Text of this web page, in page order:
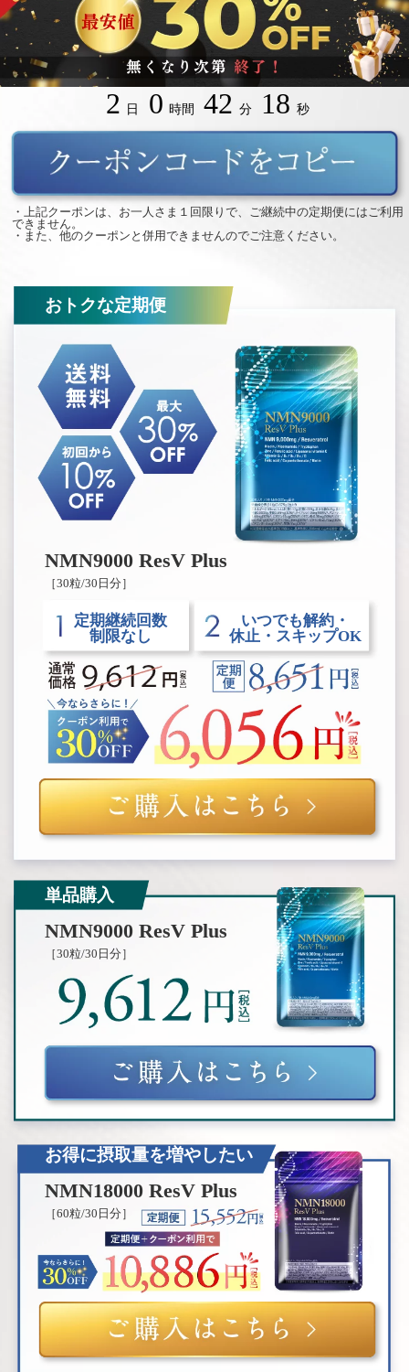
2 日 0 時間 42 分 16 秒
・上記クーポンは、お一人さま１回限りで、ご継続中の定期便にはご利用
できません。
・また、他のクーポンと併用できませんのでご注意ください。
おトクな定期便
NMN9000 ResV Plus
［30粒/30日分］
定期継続回数
制限なし
いつでも解約・
休止・スキップOK
単品購入
NMN9000 ResV Plus
［30粒/30日分］
お得に摂取量を増やしたい
NMN18000 ResV Plus
［60粒/30日分］